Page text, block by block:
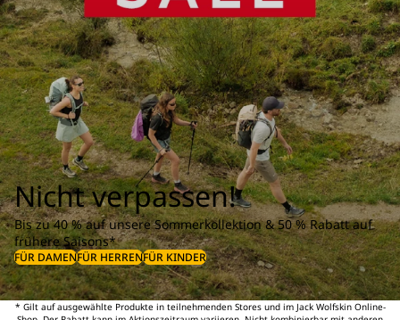
Nicht verpassen!
Bis zu 40 % auf unsere Sommerkollektion & 50 % Rabatt auf
frühere Saisons*
FÜR DAMENFÜR HERRENFÜR KINDER
* Gilt auf ausgewählte Produkte in teilnehmenden Stores und im Jack Wolfskin Online-